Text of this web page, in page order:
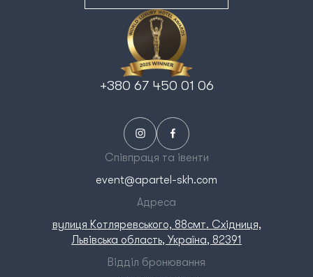
+380 67 450 01 06
Співпраця та івенти
event@apartel-skh.com
Адреса
вулиця Котляревського, 88смт. Східниця,
Львівська область, Україна, 82391
Відділ бронювання